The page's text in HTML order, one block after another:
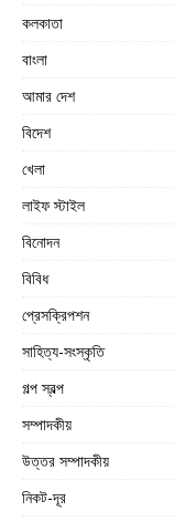
কলকাতা
বাংলা
আমার দেশ
বিদেশ
খেলা
লাইফ স্টাইল
বিনোদন
বিবিধ
প্রেসক্রিপশন
সাহিত্য-সংস্কৃতি
গল্প স্বল্প
সম্পাদকীয়
উত্তর সম্পাদকীয়
নিকট-দূর